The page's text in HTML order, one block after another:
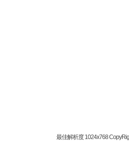
最佳解析度 1024x768